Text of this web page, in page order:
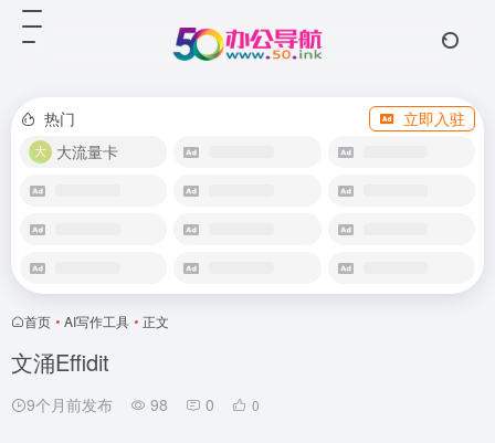
热门
立即入驻
大流量卡
首页 • AI写作工具 • 正文
文涌Effidit
9个月前发布 98 0 0